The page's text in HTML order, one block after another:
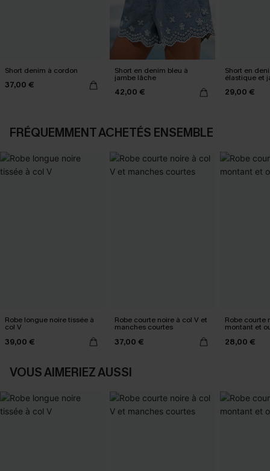
Short denim à cordon
37,00 €
Short en denim bleu à
jambe lâche
42,00 €
Short en
élastique et
29,00 €
FRÉQUEMMENT ACHETÉS ENSEMBLE
Robe longue noire tissée à
col V
39,00 €
Robe courte noire à col V et
manches courtes
37,00 €
Robe courte
montant et
28,00 €
VOUS AIMERIEZ AUSSI